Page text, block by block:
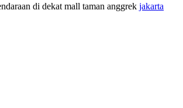
di dekat mall taman anggrek jakarta